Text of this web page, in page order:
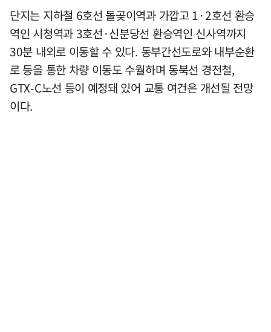
단지는 지하철 6호선 돌곶이역과 가깝고 1·2호선 환승
역인 시청역과 3호선·신분당선 환승역인 신사역까지
30분 내외로 이동할 수 있다. 동부간선도로와 내부순환
로 등을 통한 차량 이동도 수월하며 동북선 경전철,
GTX-C노선 등이 예정돼 있어 교통 여건은 개선될 전망
이다.